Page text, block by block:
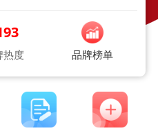
热度 品牌榜单